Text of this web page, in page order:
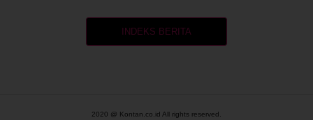
INDEKS BERITA
2020 @ Kontan.co.id All rights reserved.